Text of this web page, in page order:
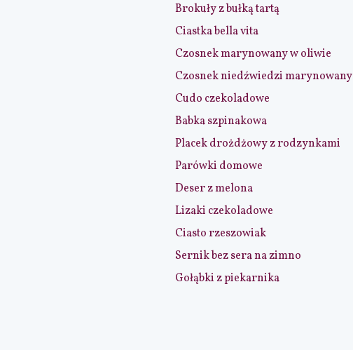
Brokuły z bułką tartą
Ciastka bella vita
Czosnek marynowany w oliwie
Czosnek niedźwiedzi marynowany
Cudo czekoladowe
Babka szpinakowa
Placek drożdżowy z rodzynkami
Parówki domowe
Deser z melona
Lizaki czekoladowe
Ciasto rzeszowiak
Sernik bez sera na zimno
Gołąbki z piekarnika